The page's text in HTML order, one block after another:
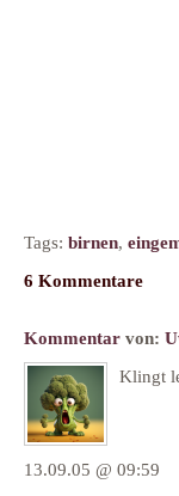
Tags: birnen,
6 Kommentare
Kommentar von:
Klingt
13.09.05 @ 09:59